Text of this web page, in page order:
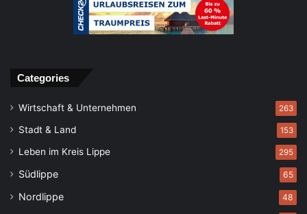
Categories
Wirtschaft & Unternehmen 263
Stadt & Land 153
Leben im Kreis Lippe 295
Südlippe 65
Nordlippe 48